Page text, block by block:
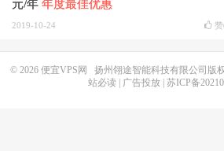
元/年 年度最佳优惠
2019-10-24
© 2026 便宜VPS网 扬州翎途智能科技有限公司版
站必读
广告投放| 苏ICP备